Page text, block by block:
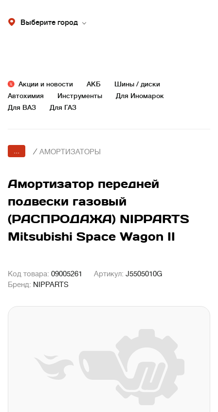
Выберите город
Акции и новости АКБ
Шины / диски
Автохимия
Инструменты
Для Иномарок
Для ВАЗ
Для ГАЗ
... / АМОРТИЗАТОРЫ
Амортизатор передней
подвески газовый
(РАСПРОДАЖА) NIPPARTS
Mitsubishi Space Wagon II
Код товара: 09005261 Артикул: J5505010G
Бренд: NIPPARTS